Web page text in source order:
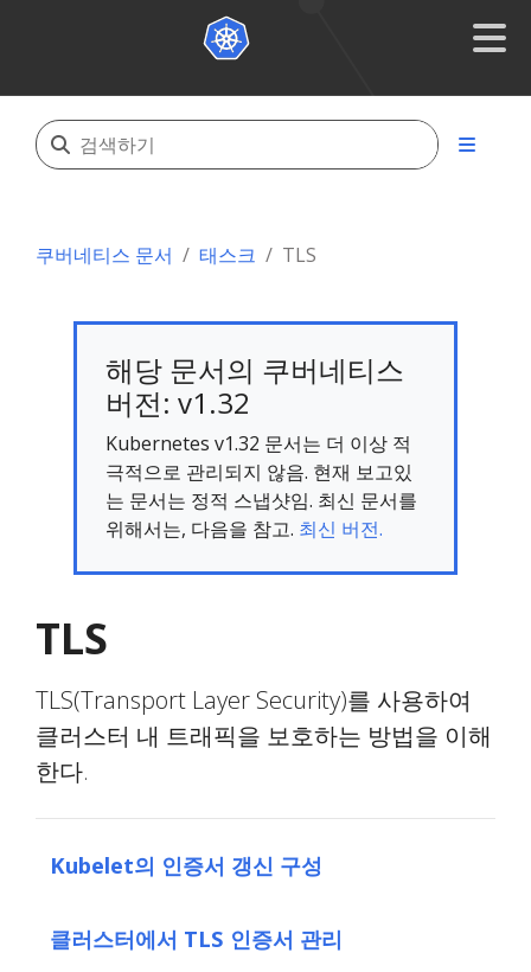
쿠버네티스 문서 태스크 TLS
해당 문서의 쿠버네티스
버전: v1.32
Kubernetes v1.32 문서는 더 이상 적
극적으로 관리되지 않음. 현재 보고있
는 문서는 정적 스냅샷임. 최신 문서를
위해서는, 다음을 참고. 최신 버전.
TLS
TLS(Transport Layer Security)를 사용하여
클러스터 내 트래픽을 보호하는 방법을 이해
한다.
Kubelet의 인증서 갱신 구성
클러스터에서 TLS 인증서 관리